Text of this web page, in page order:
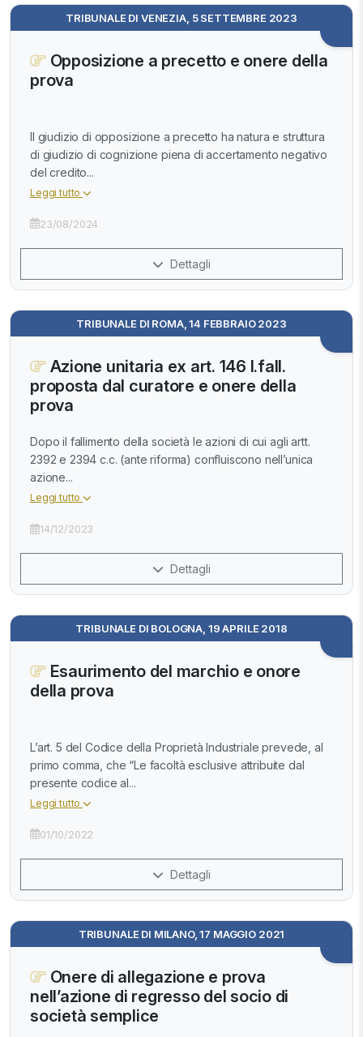
TRIBUNALE DI VENEZIA, 5 SETTEMBRE 2023
Opposizione a precetto e onere della
prova
Il giudizio di opposizione a precetto ha natura e struttura
di giudizio di cognizione piena di accertamento negativo
del credito...
Leggi tutto
23/08/2024
Dettagli
TRIBUNALE DI ROMA, 14 FEBBRAIO 2023
Azione unitaria ex art. 146 l.fall.
proposta dal curatore e onere della
prova
Dopo il fallimento della società le azioni di cui agli artt.
2392 e 2394 c.c. (ante riforma) confluiscono nell’unica
azione...
Leggi tutto
14/12/2023
Dettagli
TRIBUNALE DI BOLOGNA, 19 APRILE 2018
Esaurimento del marchio e onore
della prova
L’art. 5 del Codice della Proprietà Industriale prevede, al
primo comma, che “Le facoltà esclusive attribuite dal
presente codice al...
Leggi tutto
01/10/2022
Dettagli
TRIBUNALE DI MILANO, 17 MAGGIO 2021
Onere di allegazione e prova
nell’azione di regresso del socio di
società semplice